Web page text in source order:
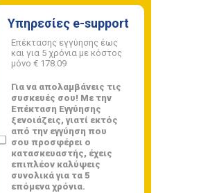
Υπηρεσίες e-support
Επέκτασης εγγύησης έως
και για 5 χρόνια με κόστος
μόνο € 178.09
Για να απολαμβάνεις τις
συσκευές σου! Με την
Επέκταση Εγγύησης
ξενοιάζεις, γιατί εκτός
από την εγγύηση που
σου προσφέρει ο
κατασκευαστής, έχεις
επιπλέον καλύψεις
συνολικά για τα 5
επόμενα χρόνια.